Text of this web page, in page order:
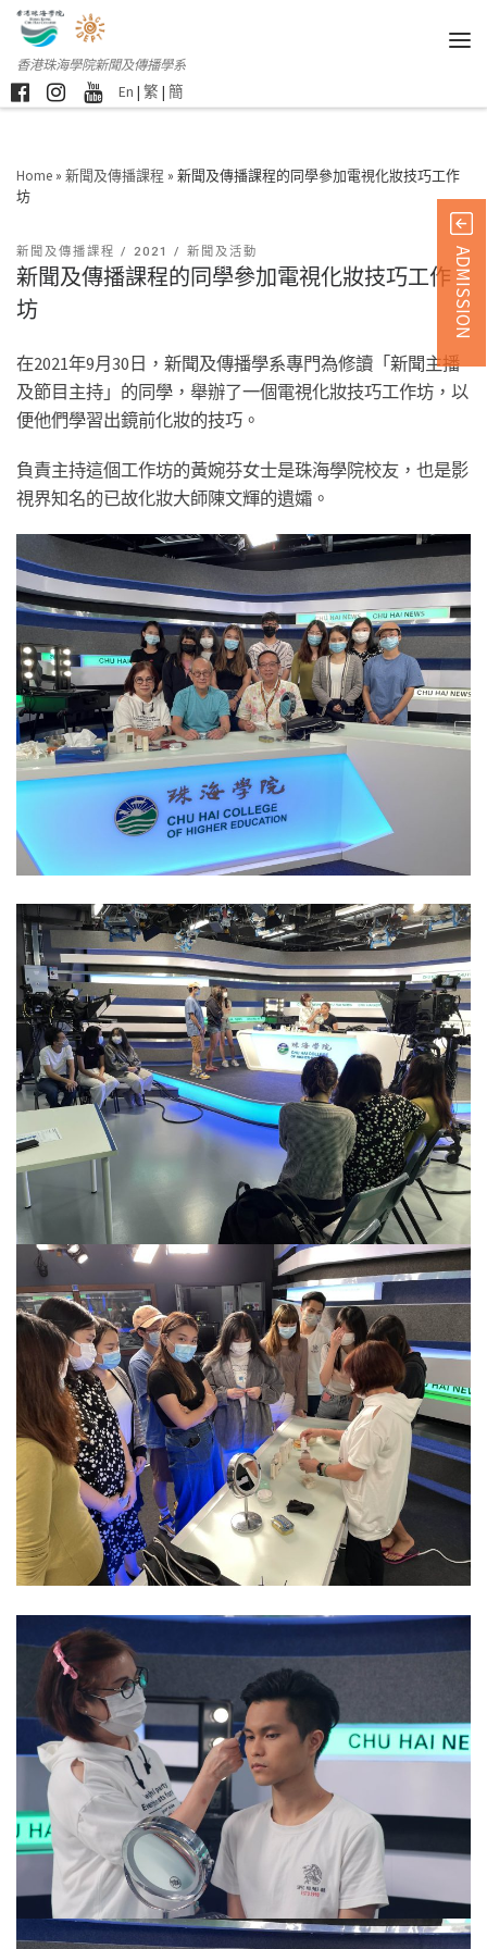
香港珠海學院新聞及傳播學系
En | 繁 | 簡
Home » 新聞及傳播課程 » 新聞及傳播課程的同學參加電視化妝技巧工作
坊
新聞及傳播課程 2021 新聞及活動
新聞及傳播課程的同學參加電視化妝技巧工作
坊
在2021年9月30日，新聞及傳播學系專門為修讀「新聞主播
及節目主持」的同學，舉辦了一個電視化妝技巧工作坊，以
便他們學習出鏡前化妝的技巧。
負責主持這個工作坊的黃婉芬女士是珠海學院校友，也是影
視界知名的已故化妝大師陳文輝的遺孀。
ADMISSION